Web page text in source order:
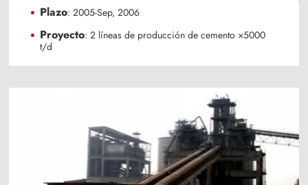
Plazo: 2005-Sep, 2006
Proyecto: 2 líneas de producción de cemento ×5000
t/d